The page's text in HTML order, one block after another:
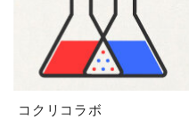
コクリコラボ